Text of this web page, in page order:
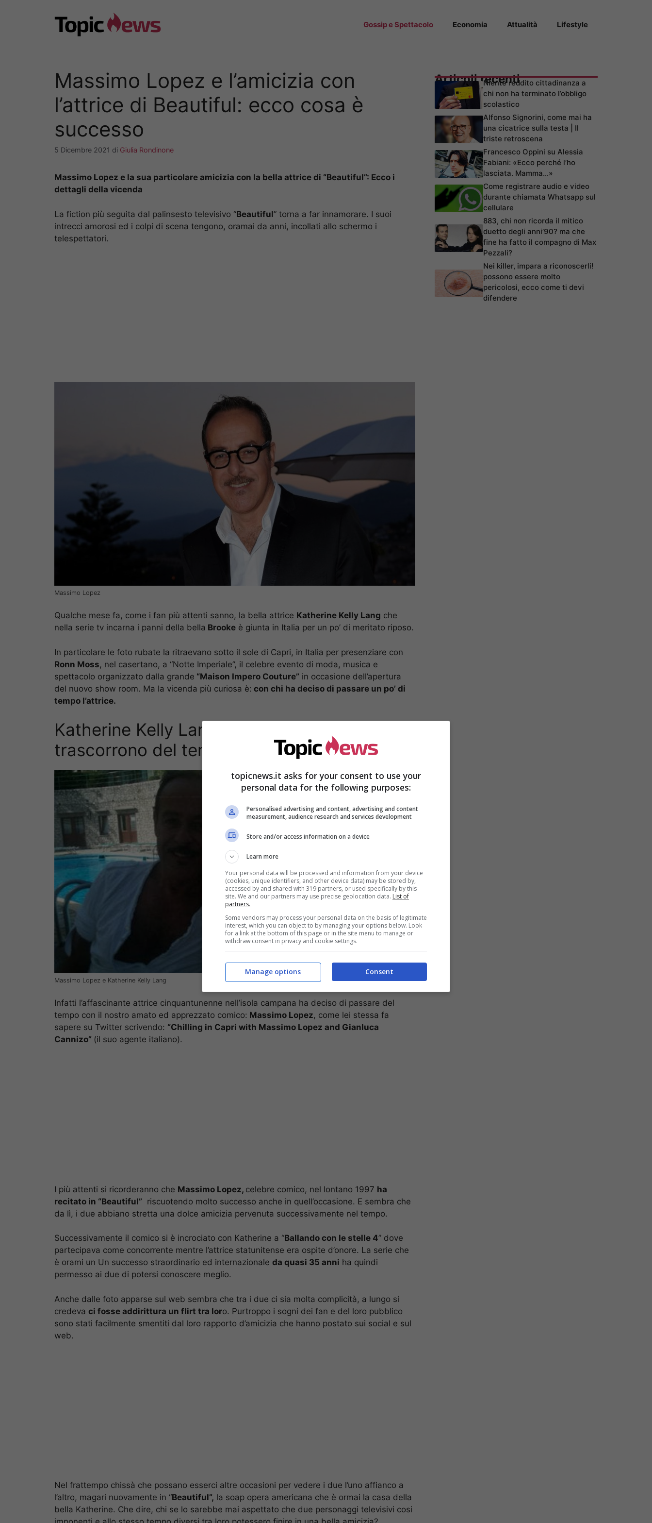
Gossip e Spettacolo Economia Attualità Lifestyle
Massimo Lopez e l’amicizia con
l’attrice di Beautiful: ecco cosa è
successo
5 Dicembre 2021 di Giulia Rondinone
Massimo Lopez e la sua particolare amicizia con la bella attrice di “Beautiful”: Ecco i
dettagli della vicenda
La fiction più seguita dal palinsesto televisivo “Beautiful” torna a far innamorare. I suoi
intrecci amorosi ed i colpi di scena tengono, oramai da anni, incollati allo schermo i
telespettatori.
Massimo Lopez
Qualche mese fa, come i fan più attenti sanno, la bella attrice Katherine Kelly Lang che
nella serie tv incarna i panni della bella Brooke è giunta in Italia per un po’ di meritato riposo.
In particolare le foto rubate la ritraevano sotto il sole di Capri, in Italia per presenziare con
Ronn Moss, nel casertano, a “Notte Imperiale”, il celebre evento di moda, musica e
spettacolo organizzato dalla grande “Maison Impero Couture” in occasione dell’apertura
del nuovo show room. Ma la vicenda più curiosa è: con chi ha deciso di passare un po’ di
tempo l’attrice.
Katherine Kelly Lang e Massimo Lopez:
trascorrono del tempo insieme
Massimo Lopez e Katherine Kelly Lang
Infatti l’affascinante attrice cinquantunenne nell’isola campana ha deciso di passare del
tempo con il nostro amato ed apprezzato comico: Massimo Lopez, come lei stessa fa
sapere su Twitter scrivendo: “Chilling in Capri with Massimo Lopez and Gianluca
Cannizo” (il suo agente italiano).
I più attenti si ricorderanno che Massimo Lopez, celebre comico, nel lontano 1997 ha
recitato in “Beautiful” riscuotendo molto successo anche in quell’occasione. E sembra che
da lì, i due abbiano stretta una dolce amicizia pervenuta successivamente nel tempo.
Successivamente il comico si è incrociato con Katherine a “Ballando con le stelle 4” dove
partecipava come concorrente mentre l’attrice statunitense era ospite d’onore. La serie che
è orami un Un successo straordinario ed internazionale da quasi 35 anni ha quindi
permesso ai due di potersi conoscere meglio.
Anche dalle foto apparse sul web sembra che tra i due ci sia molta complicità, a lungo si
credeva ci fosse addirittura un flirt tra loro. Purtroppo i sogni dei fan e del loro pubblico
sono stati facilmente smentiti dal loro rapporto d’amicizia che hanno postato sui social e sul
web.
Nel frattempo chissà che possano esserci altre occasioni per vedere i due l’uno affianco a
l’altro, magari nuovamente in “Beautiful”, la soap opera americana che è ormai la casa della
bella Katherine. Che dire, chi se lo sarebbe mai aspettato che due personaggi televisivi cosi
Articoli recentiNiente reddito cittadinanza a
chi non ha terminato l’obbligo
scolastico
Alfonso Signorini, come mai ha
una cicatrice sulla testa | Il
triste retroscena
Francesco Oppini su Alessia
Fabiani: «Ecco perché l’ho
lasciata. Mamma…»
Come registrare audio e video
durante chiamata Whatsapp sul
cellulare
883, chi non ricorda il mitico
duetto degli anni’90? ma che
fine ha fatto il compagno di Max
Pezzali?
Nei killer, impara a riconoscerli!
possono essere molto
pericolosi, ecco come ti devi
difendere
topicnews.it asks for your consent to use your
personal data for the following purposes:
Personalised advertising and content, advertising and content
measurement, audience research and services development
Store and/or access information on a device
Learn more
Your personal data will be processed and information from your device
(cookies, unique identifiers, and other device data) may be stored by,
accessed by and shared with 319 partners, or used specifically by this
site. We and our partners may use precise geolocation data. List of
partners.
Some vendors may process your personal data on the basis of legitimate
interest, which you can object to by managing your options below. Look
for a link at the bottom of this page or in the site menu to manage or
withdraw consent in privacy and cookie settings.
Consent
Manage options